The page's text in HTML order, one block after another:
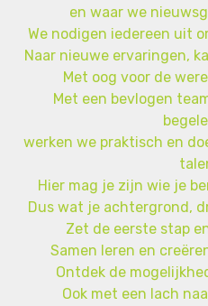
en waar we
We nodigen iedereen uit
Naar nieuwe ervaringen,
Met oog voor de
Met een bevlogen
werken we praktisch en
Hier mag je zijn wie je
Dus wat je achtergrond,
Zet de eerste stap
Samen leren en
Ontdek de
Ook met een lach